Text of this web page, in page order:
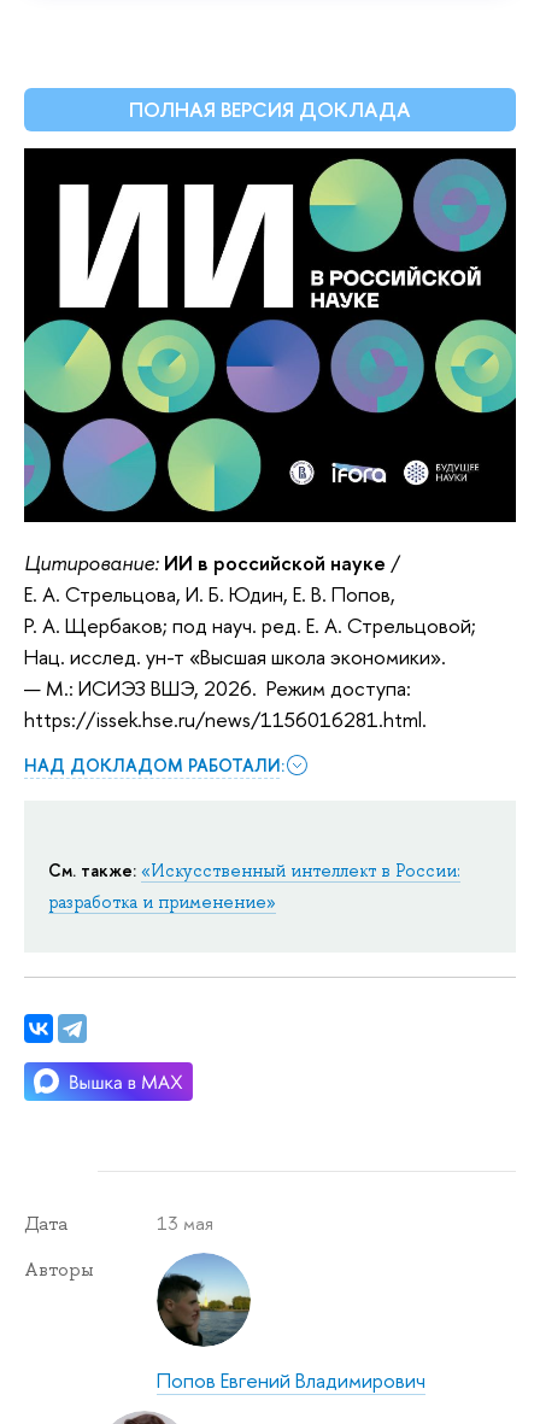
ПОЛНАЯ ВЕРСИЯ ДОКЛАДА
Цитирование: ИИ в российской науке /
Е. А. Стрельцова, И. Б. Юдин, Е. В. Попов,
Р. А. Щербаков; под науч. ред. Е. А. Стрельцовой;
Нац. исслед. ун-т «Высшая школа экономики».
— М.: ИСИЭЗ ВШЭ, 2026. Режим доступа:
https://issek.hse.ru/news/1156016281.html.
НАД ДОКЛАДОМ РАБОТАЛИ:
См. также: «Искусственный интеллект в России:
разработка и применение»
Дата 13 мая
Авторы
Попов Евгений Владимирович